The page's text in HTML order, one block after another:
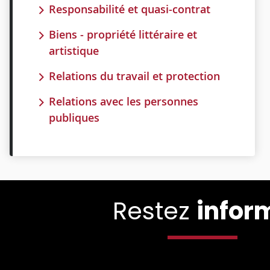
Responsabilité et quasi-contrat
Biens - propriété littéraire et
artistique
Relations du travail et protection
Relations avec les personnes
publiques
Restez